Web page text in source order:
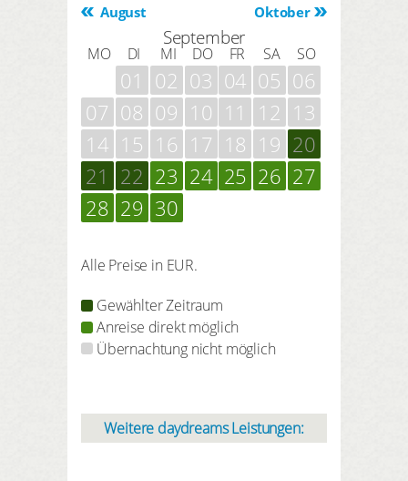
Oktober
August
September
MO DI MI DO FR SA SO
01 02 03 04 05 06
07 08 09 10 11 12 13
14 15 16 17 18 19 20
21 22 23 24 25 26 27
28 29 30
Alle Preise in EUR.
Gewählter Zeitraum
Anreise direkt möglich
Übernachtung nicht möglich
Weitere daydreams Leistungen: